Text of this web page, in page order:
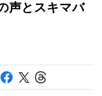
声とスキマバ